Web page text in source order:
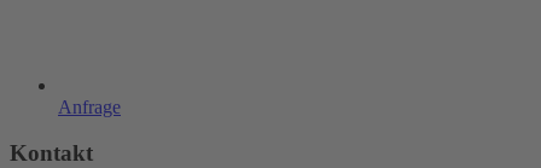
Anfrage
Kontakt